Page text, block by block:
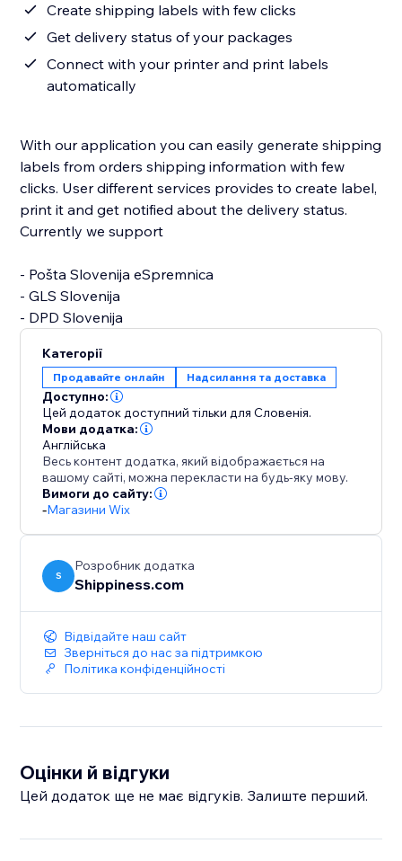
Create shipping labels with few clicks
Get delivery status of your packages
Connect with your printer and print labels
automatically
With our application you can easily generate shipping
labels from orders shipping information with few
clicks. User different services provides to create label,
print it and get notified about the delivery status.
Currently we support
- Pošta Slovenija eSpremnica
- GLS Slovenija
- DPD Slovenija
Категорії
Продавайте онлайн Надсилання та доставка
Доступно:
Цей додаток доступний тільки для Словенія.
Мови додатка:
Англійська
Весь контент додатка, який відображається на
вашому сайті, можна перекласти на будь-яку мову.
Вимоги до сайту:
-Магазини Wix
S
Розробник додатка
Shippiness.com
Відвідайте наш сайт
Зверніться до нас за підтримкою
Політика конфіденційності
Оцінки й відгуки
Цей додаток ще не має відгуків. Залиште перший.